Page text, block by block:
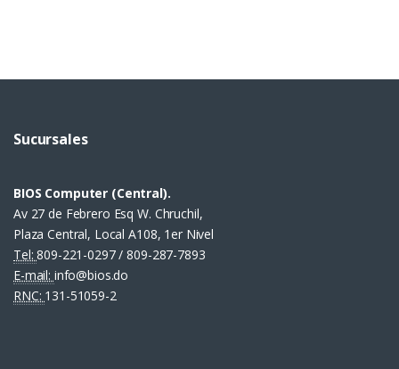
Sucursales
BIOS Computer (Central).
Av 27 de Febrero Esq W. Chruchil,
Plaza Central, Local A108, 1er Nivel
Tel:809-221-0297 / 809-287-7893
E-mail: info@bios.do
RNC: 131-51059-2